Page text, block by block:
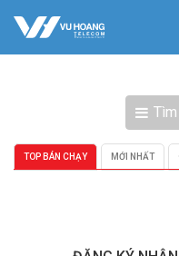
TOP BÁN CHẠY MỚI NHẤT